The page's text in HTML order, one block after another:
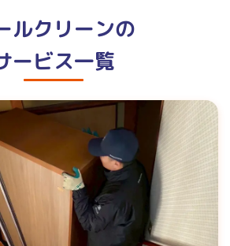
ルクリーンの
ービス一覧